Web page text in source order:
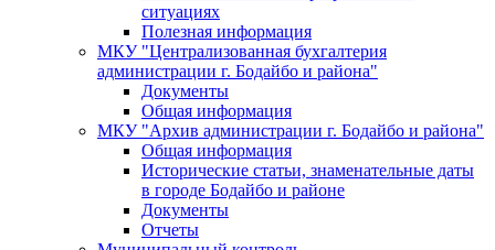
ситуациях
Полезная информация
МКУ "Централизованная бухгалтерия
администрации г. Бодайбо и района"
Документы
Общая информация
МКУ "Архив администрации г. Бодайбо и района"
Общая информация
Исторические статьи, знаменательные даты
в городе Бодайбо и районе
Документы
Отчеты